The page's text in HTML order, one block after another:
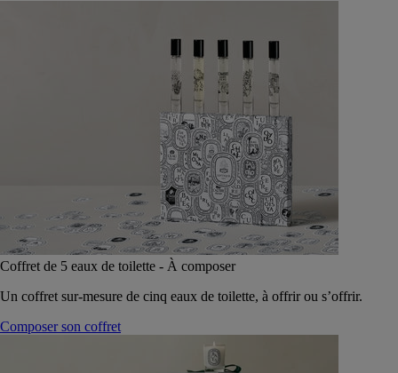
Coffret de 5 eaux de toilette - À composer
Un coffret sur-mesure de cinq eaux de toilette, à offrir ou s’offrir.
Composer son coffret